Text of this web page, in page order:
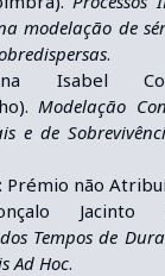
modelação de
.
Isabel
Modelação
e de
Prémio não
Jacinto
Tempos de
Ad Hoc.